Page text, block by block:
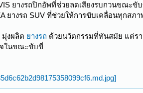
ยางรถปิกอัพที่ช่วยลดเสียงรบกวนขณะขั
ยางรถ SUV ที่ช่วยให้การขับเคลื่อนทุกส
มุ่งผลิต ยางรถ ด้วยนวัตกรรมที่ทันสมัย แต่รา
จในขณะขับขี่